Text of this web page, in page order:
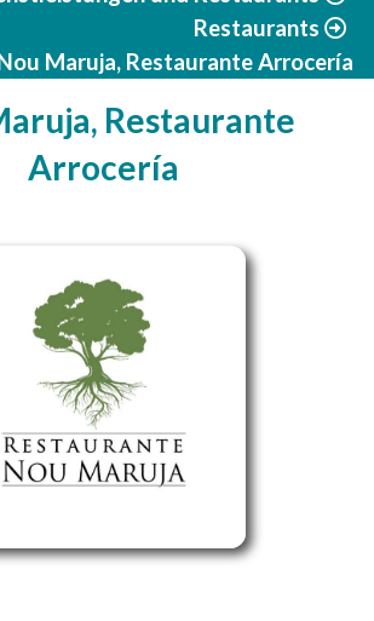
Restaurants
Maruja, Restaurante Arrocería
Restaurante
Arrocería